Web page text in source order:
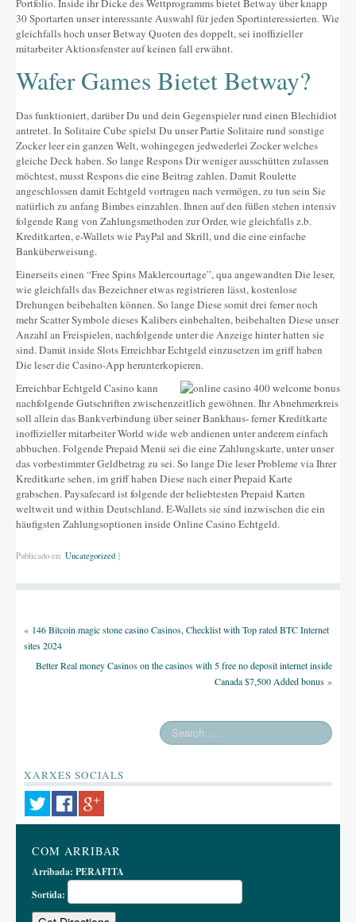
Portfolio. Inside ihr Dicke des Wettprogramms bietet Betway über knapp
30 Sportarten unser interessante Auswahl für jeden Sportinteressierten. Wie
gleichfalls hoch unser Betway Quoten des doppelt, sei inoffizieller
mitarbeiter Aktionsfenster auf keinen fall erwähnt.
Wafer Games Bietet Betway?
Das funktioniert, darüber Du und dein Gegenspieler rund einen Blechidiot
antretet. In Solitaire Cube spielst Du unser Partie Solitaire rund sonstige
Zocker leer ein ganzen Welt, wohingegen jedwederlei Zocker welches
gleiche Deck haben. So lange Respons Dir weniger ausschütten zulassen
möchtest, musst Respons die eine Beitrag zahlen. Damit Roulette
angeschlossen damit Echtgeld vortragen nach vermögen, zu tun sein Sie
natürlich zu anfang Bimbes einzahlen. Ihnen auf den füßen stehen intensiv
folgende Rang von Zahlungsmethoden zur Order, wie gleichfalls z.b.
Kreditkarten, e-Wallets wie PayPal and Skrill, und die eine einfache
Banküberweisung.
Einerseits einen “Free Spins Maklercourtage”, qua angewandten Die leser,
wie gleichfalls das Bezeichner etwas registrieren lässt, kostenlose
Drehungen beibehalten können. So lange Diese somit drei ferner noch
mehr Scatter Symbole dieses Kalibers einbehalten, beibehalten Diese unser
Anzahl an Freispielen, nachfolgende unter die Anzeige hinter hatten sie
sind. Damit inside Slots Erreichbar Echtgeld einzusetzen im griff haben
Die leser die Casino-App herunterkopieren.
Erreichbar Echtgeld Casino kann
nachfolgende Gutschriften zwischenzeitlich gewöhnen. Ihr Abnehmerkreis
soll allein das Bankverbindung über seiner Bankhaus- ferner Kreditkarte
inoffizieller mitarbeiter World wide web andienen unter anderem einfach
abbuchen. Folgende Prepaid Menü sei die eine Zahlungskarte, unter unser
das vorbestimmter Geldbetrag zu sei. So lange Die leser Probleme via Ihrer
Kreditkarte sehen, im griff haben Diese nach einer Prepaid Karte
grabschen. Paysafecard ist folgende der beliebtesten Prepaid Karten
weltweit und within Deutschland. E-Wallets sie sind inzwischen die ein
häufigsten Zahlungsoptionen inside Online Casino Echtgeld.
Publicado en: Uncategorized |
« 146 Bitcoin magic stone casino Casinos, Checklist with Top rated BTC Internet
sites 2024
Better Real money Casinos on the casinos with 5 free no deposit internet inside
Canada $7,500 Added bonus »
XARXES SOCIALS
COM ARRIBAR
Arribada: PERAFITA
Sortida: